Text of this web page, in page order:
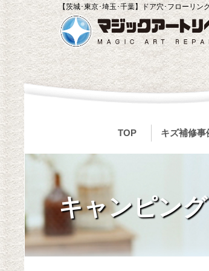
【茨城･東京･埼玉･千葉】ドア穴･フローリ
TOP キズ補修事
キャンピン